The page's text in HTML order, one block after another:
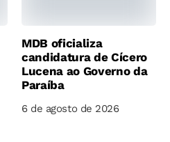
MDB oficializa
candidatura de Cícero
Lucena ao Governo da
Paraíba
6 de agosto de 2026